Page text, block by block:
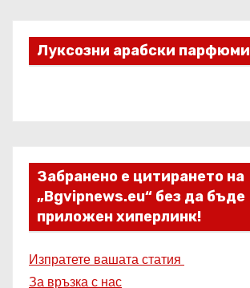
Луксозни арабски парфюми
Забранено е цитирането на
„Bgvipnews.eu“ без да бъде
приложен хиперлинк!
Изпратете вашата статия
За връзка с нас